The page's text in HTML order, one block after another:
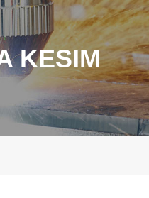
KESIM